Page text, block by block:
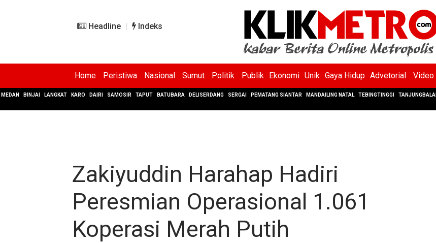
Headline Indeks
Home Peristiwa Nasional Sumut Politik Publik Ekonomi Unik Gaya Hidup Advetorial Video
MEDAN BINJAI LANGKAT KARO DAIRI SAMOSIR TAPUT BATUBARA DELISERDANG SERGAI PEMATANG SIANTAR MANDAILING NATAL TEBINGTINGGI TANJUNGBALAI
Zakiyuddin Harahap Hadiri
Peresmian Operasional 1.061
Koperasi Merah Putih